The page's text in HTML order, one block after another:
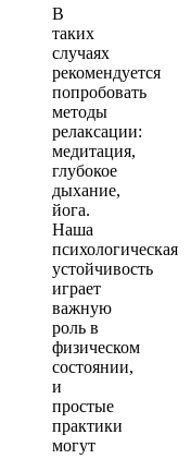
В
таких
случаях
рекомендуется
попробовать
методы
релаксации:
медитация,
глубокое
дыхание,
йога.
Наша
психологическая
устойчивость
играет
важную
роль в
физическом
состоянии,
и
простые
практики
могут